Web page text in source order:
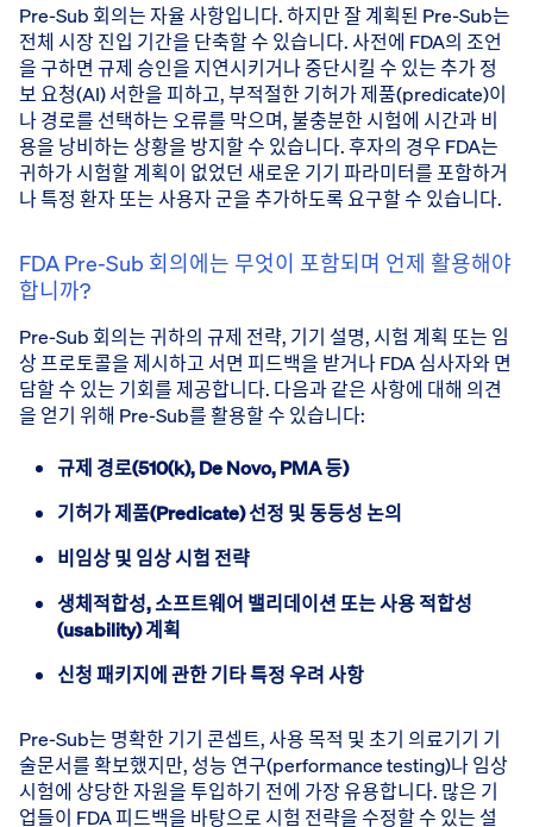
Pre-Sub 회의는 자율 사항입니다. 하지만 잘 계획된 Pre-Sub는
전체 시장 진입 기간을 단축할 수 있습니다. 사전에 FDA의 조언
을 구하면 규제 승인을 지연시키거나 중단시킬 수 있는 추가 정
보 요청(AI) 서한을 피하고, 부적절한 기허가 제품(predicate)이
나 경로를 선택하는 오류를 막으며, 불충분한 시험에 시간과 비
용을 낭비하는 상황을 방지할 수 있습니다. 후자의 경우 FDA는
귀하가 시험할 계획이 없었던 새로운 기기 파라미터를 포함하거
나 특정 환자 또는 사용자 군을 추가하도록 요구할 수 있습니다.
FDA Pre-Sub 회의에는 무엇이 포함되며 언제 활용해야
합니까?
Pre-Sub 회의는 귀하의 규제 전략, 기기 설명, 시험 계획 또는 임
상 프로토콜을 제시하고 서면 피드백을 받거나 FDA 심사자와 면
담할 수 있는 기회를 제공합니다. 다음과 같은 사항에 대해 의견
을 얻기 위해 Pre-Sub를 활용할 수 있습니다:
규제 경로(510(k), De Novo, PMA 등)
기허가 제품(Predicate) 선정 및 동등성 논의
비임상 및 임상 시험 전략
생체적합성, 소프트웨어 밸리데이션 또는 사용 적합성
(usability) 계획
신청 패키지에 관한 기타 특정 우려 사항
Pre-Sub는 명확한 기기 콘셉트, 사용 목적 및 초기 의료기기 기
술문서를 확보했지만, 성능 연구(performance testing)나 임상
시험에 상당한 자원을 투입하기 전에 가장 유용합니다. 많은 기
업들이 FDA 피드백을 바탕으로 시험 전략을 수정할 수 있는 설